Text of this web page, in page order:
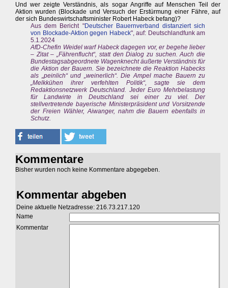
Und wer zeigte Verständnis, als sogar Angriffe auf Menschen Teil der
Aktion wurden (Blockade und Versuch der Erstürmung einer Fähre, auf
der sich Bundeswirtschaftsminister Robert Habeck befang)?
Aus dem Bericht "Deutscher Bauernverband distanziert sich
von Blockade-Aktion gegen Habeck", auf: Deutschlandfunk am
5.1.2024
AfD-Chefin Weidel warf Habeck dagegen vor, er begehe lieber
– Zitat – „Fährenflucht“, statt den Dialog zu suchen. Auch die
Bundestagsabgeordnete Wagenknecht äußerte Verständnis für
die Aktion der Bauern. Sie bezeichnete die Reaktion Habecks
als „peinlich“ und „weinerlich“. Die Ampel mache Bauern zu
„Melkkühen ihrer verfehlten Politik“, sagte sie dem
Redaktionsnetzwerk Deutschland. Jeder Euro Mehrbelastung
für Landwirte in Deutschland sei einer zu viel. Der
stellvertretende bayerische Ministerpräsident und Vorsitzende
der Freien Wähler, Aiwanger, nahm die Bauern ebenfalls in
Schutz.
Kommentare
Bisher wurden noch keine Kommentare abgegeben.
Kommentar abgeben
Deine aktuelle Netzadresse: 216.73.217.120
Name
Kommentar